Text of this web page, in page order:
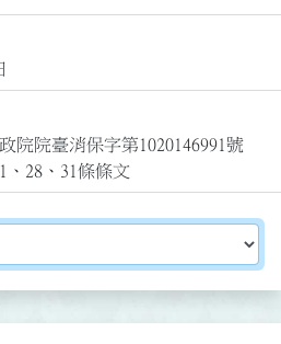
院院臺消保字第1020146991號
、28、31條條文